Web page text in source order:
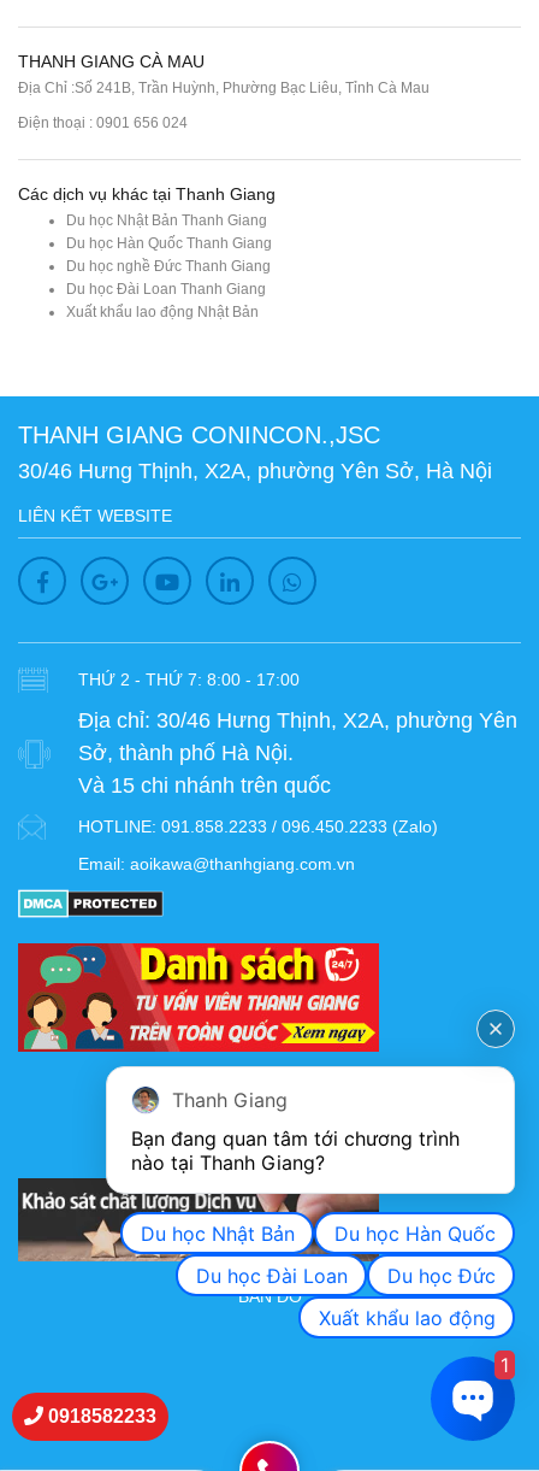
THANH GIANG CÀ MAU
Địa Chỉ :Số 241B, Trần Huỳnh, Phường Bạc Liêu, Tỉnh Cà Mau
Điện thoại : 0901 656 024
Các dịch vụ khác tại Thanh Giang
Du học Nhật Bản Thanh Giang
Du học Hàn Quốc Thanh Giang
Du học nghề Đức Thanh Giang
Du học Đài Loan Thanh Giang
Xuất khẩu lao động Nhật Bản
THANH GIANG CONINCON.,JSC
30/46 Hưng Thịnh, X2A, phường Yên Sở, Hà Nội
LIÊN KẾT WEBSITE
THỨ 2 - THỨ 7: 8:00 - 17:00
Địa chỉ: 30/46 Hưng Thịnh, X2A, phường Yên
Sở, thành phố Hà Nội.
Và 15 chi nhánh trên quốc
HOTLINE: 091.858.2233 / 096.450.2233 (Zalo)
Email: aoikawa@thanhgiang.com.vn
KHẢO SÁT CHẤT LƯỢNG DỊCH VỤ
BẢN ĐỒ
0918582233
Thanh Giang
Bạn đang quan tâm tới chương trình
nào tại Thanh Giang?
Du học Nhật Bản
Du học Hàn Quốc
Du học Đài Loan
Du học Đức
Xuất khẩu lao động
1